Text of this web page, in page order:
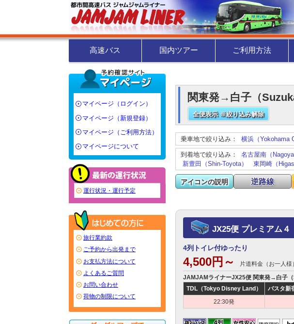
高速バス 国内ツアー ご利用方法
関東発→白子（
全便表示 ※絞り込み解除
乗車地で絞り込み： 横浜（Yokohama
到着地で絞り込み： 名古屋南（
新豊田（Shin-Toyota）
東岡崎（
アイコンの説明 逆路線
JX25便 プレミアム４
4列トイレ付ゆったり
4,500円～ 片道料金（お一人様）
JAMJAMライナーJX25便 関東発→白子
TDL（Tokyo Disney Land）
バスタ新
22:30発
マイページ（ログイン）
マイページ（新規登録）
マイページ（ご利用方法）
マイページについて
運行状況・運行予定
旅行業約款
ご予約から出発まで
お支払方法について
よくあるご質問
お問い合わせ
荷物の制限について